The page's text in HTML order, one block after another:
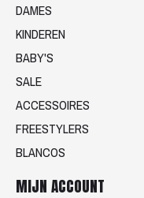
DAMES
KINDEREN
BABY'S
SALE
ACCESSOIRES
FREESTYLERS
BLANCOS
MIJN ACCOUNT